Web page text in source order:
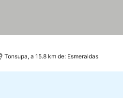
Tonsupa, a 15.8 km de: Esmeraldas